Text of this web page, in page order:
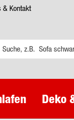
& Kontakt
Deko